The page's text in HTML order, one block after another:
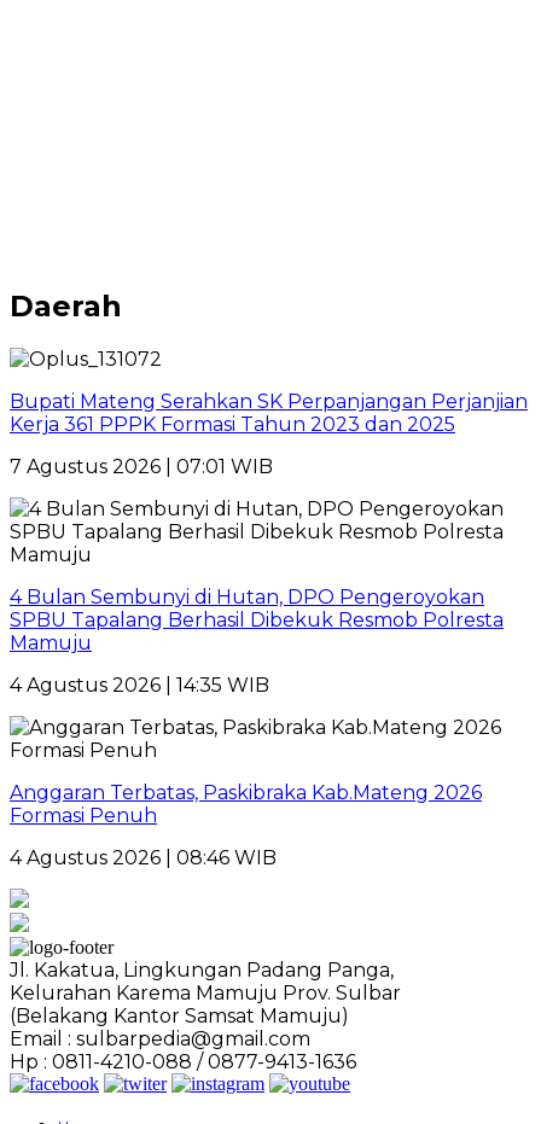
Daerah
Bupati Mateng Serahkan SK Perpanjangan Perjanjian
Kerja 361 PPPK Formasi Tahun 2023 dan 2025
7 Agustus 2026 | 07:01 WIB
4 Bulan Sembunyi di Hutan, DPO Pengeroyokan
SPBU Tapalang Berhasil Dibekuk Resmob Polresta
Mamuju
4 Agustus 2026 | 14:35 WIB
Anggaran Terbatas, Paskibraka Kab.Mateng 2026
Formasi Penuh
4 Agustus 2026 | 08:46 WIB
Jl. Kakatua, Lingkungan Padang Panga,
Kelurahan Karema Mamuju Prov. Sulbar
(Belakang Kantor Samsat Mamuju)
Email : sulbarpedia@gmail.com
Hp : 0811-4210-088 / 0877-9413-1636